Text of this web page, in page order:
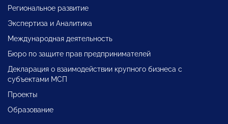
Региональное развитие
Экспертиза и Аналитика
Международная деятельность
Бюро по защите прав предпринимателей
Декларация о взаимодействии крупного бизнеса с
субъектами МСП
Проекты
Образование